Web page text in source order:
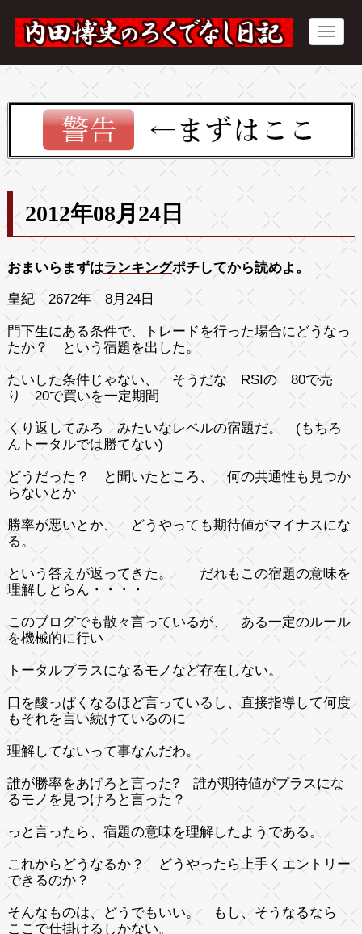
2012年08月24日
おまいらまずはランキングポチしてから読めよ。
皇紀 2672年 8月24日
門下生にある条件で、トレードを行った場合にどうなっ
たか？ という宿題を出した。
たいした条件じゃない、 そうだな RSIの 80で売
り 20で買いを一定期間
くり返してみろ みたいなレベルの宿題だ。 (もちろ
んトータルでは勝てない)
どうだった？ と聞いたところ、 何の共通性も見つか
らないとか
勝率が悪いとか、 どうやっても期待値がマイナスにな
る。
という答えが返ってきた。 だれもこの宿題の意味を
理解しとらん・・・・
このブログでも散々言っているが、 ある一定のルール
を機械的に行い
トータルプラスになるモノなど存在しない。
口を酸っぱくなるほど言っているし、直接指導して何度
もそれを言い続けているのに
理解してないって事なんだわ。
誰が勝率をあげろと言った? 誰が期待値がプラスにな
るモノを見つけろと言った？
っと言ったら、宿題の意味を理解したようである。
これからどうなるか？ どうやったら上手くエントリー
できるのか？
そんなものは、どうでもいい。 もし、そうなるなら
ここで仕掛けるしかない。